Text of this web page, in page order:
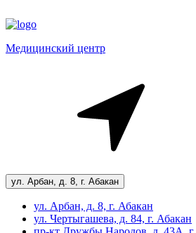
Медицинский центр
ул. Арбан, д. 8, г. Абакан
ул. Арбан, д. 8, г. Абакан
ул. Чертыгашева, д. 84, г. Абакан